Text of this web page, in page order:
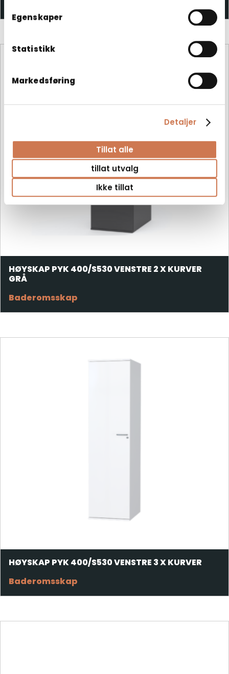
Egenskaper
Statistikk
Markedsføring
Detaljer
Tillat alle
tillat utvalg
Ikke tillat
HØYSKAP PYK 400/S530 VENSTRE 2 X KURVER
GRÅ
Baderomsskap
HØYSKAP PYK 400/S530 VENSTRE 3 X KURVER
Baderomsskap